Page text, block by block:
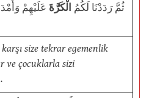
ثُمَّ رَدَدْنَا لَكُمُ الْكَرَّةَعَلَيْهِمْ
size tekrar egemenlik
ve çocuklarla sizi